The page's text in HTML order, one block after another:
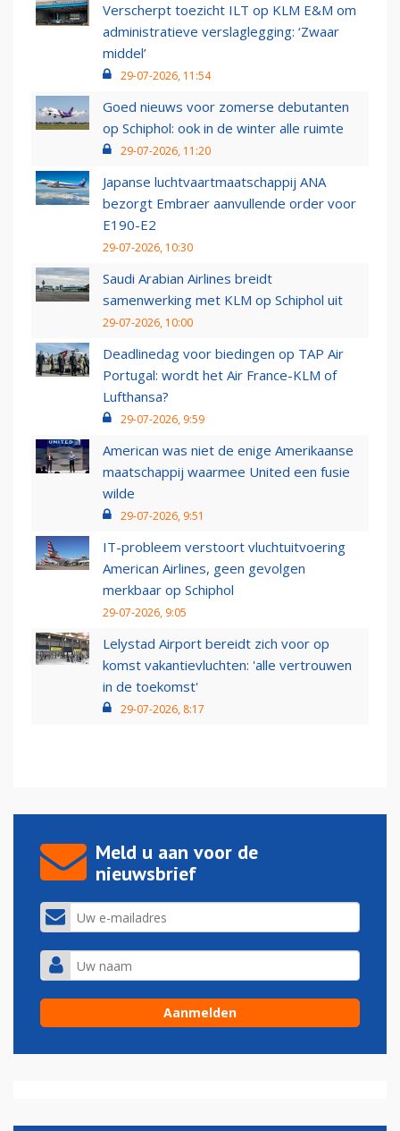
Verscherpt toezicht ILT op KLM E&M om
administratieve verslaglegging: ‘Zwaar
middel’
29-07-2026, 11:54
Goed nieuws voor zomerse debutanten
op Schiphol: ook in de winter alle ruimte
29-07-2026, 11:20
Japanse luchtvaartmaatschappij ANA
bezorgt Embraer aanvullende order voor
E190-E2
29-07-2026, 10:30
Saudi Arabian Airlines breidt
samenwerking met KLM op Schiphol uit
29-07-2026, 10:00
Deadlinedag voor biedingen op TAP Air
Portugal: wordt het Air France-KLM of
Lufthansa?
29-07-2026, 9:59
American was niet de enige Amerikaanse
maatschappij waarmee United een fusie
wilde
29-07-2026, 9:51
IT-probleem verstoort vluchtuitvoering
American Airlines, geen gevolgen
merkbaar op Schiphol
29-07-2026, 9:05
Lelystad Airport bereidt zich voor op
komst vakantievluchten: 'alle vertrouwen
in de toekomst'
29-07-2026, 8:17
Meld u aan voor de
nieuwsbrief